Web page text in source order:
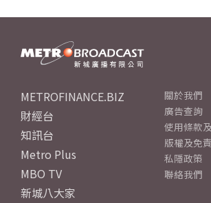
METROFINANCE.BIZ
財經台
知訊台
Metro Plus
MBO TV
新城八大家
關於我們
廣告查詢
使用條款
版權及免
私隱政策
聯絡我們